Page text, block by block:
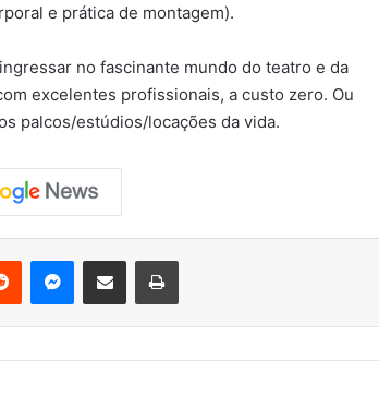
e prática de montagem).
no fascinante mundo do teatro e da
excelentes profissionais, a custo zero. Ou
palcos/estúdios/locações da vida.